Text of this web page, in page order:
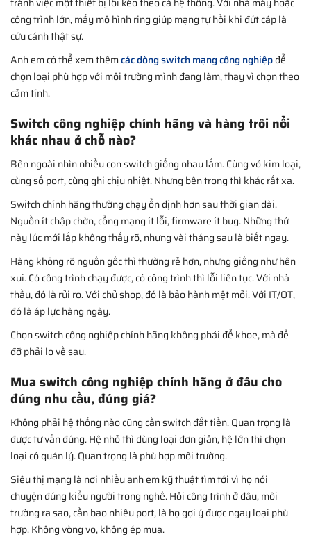
công trình lớn, mấy mô hình ring giúp mạng tự hồi khi đứt cáp là
cứu cánh thật sự.
Anh em có thể xem thêmcác dòng switch mạng công nghiệpđể
chọn loại phù hợp với môi trường mình đang làm, thay vì chọn theo
cảm tính.
Switch công nghiệp chính hãng và hàng trôi nổi
khác nhau ở chỗ nào?
Bên ngoài nhìn nhiều con switch giống nhau lắm. Cùng vỏ kim loại,
cùng số port, cùng ghi chịu nhiệt. Nhưng bên trong thì khác rất xa.
Switch chính hãng thường chạy ổn định hơn sau thời gian dài.
Nguồn ít chập chờn, cổng mạng ít lỗi, firmware ít bug. Những thứ
này lúc mới lắp không thấy rõ, nhưng vài tháng sau là biết ngay.
Hàng không rõ nguồn gốc thì thường rẻ hơn, nhưng giống như hên
xui. Có công trình chạy được, có công trình thì lỗi liên tục. Với nhà
thầu, đó là rủi ro. Với chủ shop, đó là bảo hành mệt mỏi. Với IT/OT,
đó là áp lực hàng ngày.
Chọn switch công nghiệp chính hãng không phải để khoe, mà để
đỡ phải lo về sau.
Mua switch công nghiệp chính hãng ở đâu cho
đúng nhu cầu, đúng giá?
Không phải hệ thống nào cũng cần switch đắt tiền. Quan trọng là
được tư vấn đúng. Hệ nhỏ thì dùng loại đơn giản, hệ lớn thì chọn
loại có quản lý. Quan trọng là phù hợp môi trường.
Siêu thị mạng là nơi nhiều anh em kỹ thuật tìm tới vì họ nói
chuyện đúng kiểu người trong nghề. Hỏi công trình ở đâu, môi
trường ra sao, cần bao nhiêu port, là họ gợi ý được ngay loại phù
hợp. Không vòng vo, không ép mua.